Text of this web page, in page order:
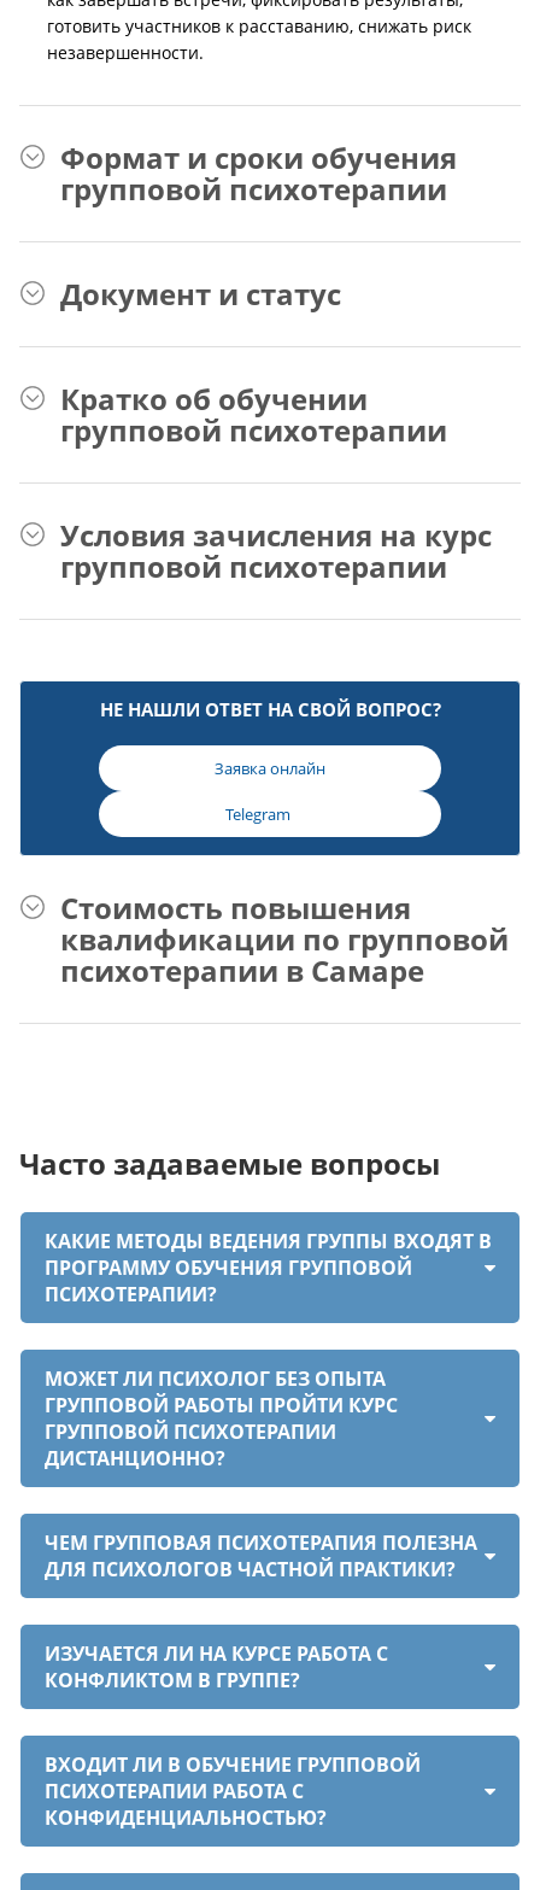
готовить участников к расставанию, снижать риск
незавершенности.
Формат и сроки обучения
групповой психотерапии
Документ и статус
Кратко об обучении
групповой психотерапии
Условия зачисления на курс
групповой психотерапии
НЕ НАШЛИ ОТВЕТ НА СВОЙ ВОПРОС?
Заявка онлайн
Telegram
Стоимость повышения
квалификации по групповой
психотерапии в Самаре
Часто задаваемые вопросы
КАКИЕ МЕТОДЫ ВЕДЕНИЯ ГРУППЫ ВХОДЯТ В
ПРОГРАММУ ОБУЧЕНИЯ ГРУППОВОЙ
ПСИХОТЕРАПИИ?
МОЖЕТ ЛИ ПСИХОЛОГ БЕЗ ОПЫТА
ГРУППОВОЙ РАБОТЫ ПРОЙТИ КУРС
ГРУППОВОЙ ПСИХОТЕРАПИИ
ДИСТАНЦИОННО?
ЧЕМ ГРУППОВАЯ ПСИХОТЕРАПИЯ ПОЛЕЗНА
ДЛЯ ПСИХОЛОГОВ ЧАСТНОЙ ПРАКТИКИ?
ИЗУЧАЕТСЯ ЛИ НА КУРСЕ РАБОТА С
КОНФЛИКТОМ В ГРУППЕ?
ВХОДИТ ЛИ В ОБУЧЕНИЕ ГРУППОВОЙ
ПСИХОТЕРАПИИ РАБОТА С
КОНФИДЕНЦИАЛЬНОСТЬЮ?